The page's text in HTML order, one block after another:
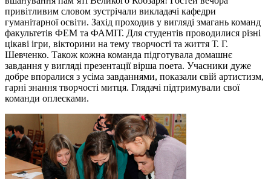
привітливим словом зустрічали викладачі кафедри
гуманітарної освіти. Захід проходив у вигляді змагань команд
факультетів ФЕМ та ФАМІТ. Для студентів проводилися різні
цікаві ігри, вікторини на тему творчості та життя Т. Г.
Шевченко. Також кожна команда підготувала домашнє
завдання у вигляді презентації вірша поета. Учасники дуже
добре впоралися з усіма завданнями, показали свій артистизм,
гарні знання творчості митця. Глядачі підтримували свої
команди оплесками.